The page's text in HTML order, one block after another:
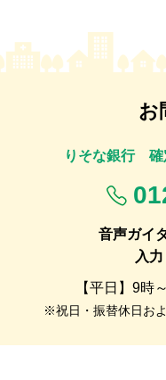
お
りそな銀行 確
音声ガイ
入
【平日】9時
※祝日・振替休日お